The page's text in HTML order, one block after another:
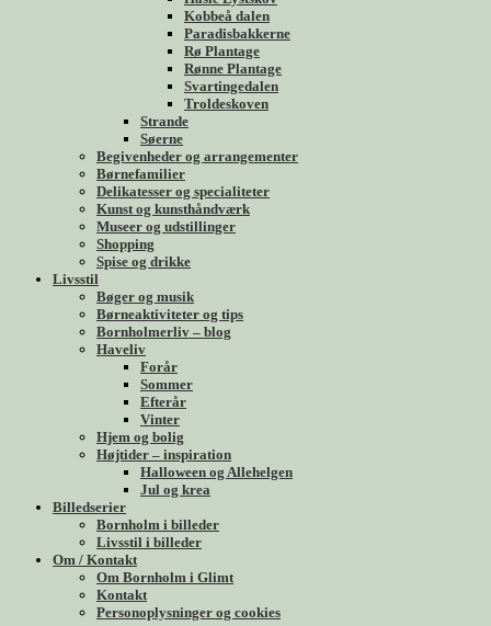
Kobbeå dalen
Paradisbakkerne
Rø Plantage
Rønne Plantage
Svartingedalen
Troldeskoven
Strande
Søerne
Begivenheder og arrangementer
Børnefamilier
Delikatesser og specialiteter
Kunst og kunsthåndværk
Museer og udstillinger
Shopping
Spise og drikke
Livsstil
Bøger og musik
Børneaktiviteter og tips
Bornholmerliv – blog
Haveliv
Forår
Sommer
Efterår
Vinter
Hjem og bolig
Højtider – inspiration
Halloween og Allehelgen
Jul og krea
Billedserier
Bornholm i billeder
Livsstil i billeder
Om / Kontakt
Om Bornholm i Glimt
Kontakt
Personoplysninger og cookies